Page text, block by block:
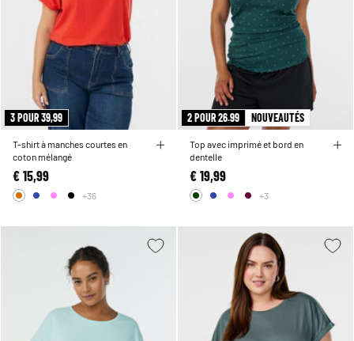
3 POUR 39,99
T-shirt à manches courtes en
coton mélangé
€ 15,99
+36
2 POUR 26.99 NOUVEAUTÉS
Top avec imprimé et bord en
dentelle
€ 19,99
+3